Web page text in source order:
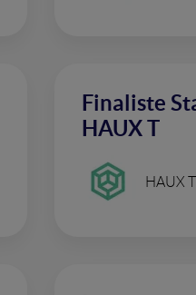
Finaliste
HAUX T
HAUX T